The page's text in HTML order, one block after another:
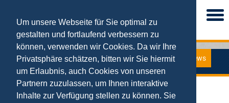
Um unsere Webseite für Sie optimal zu
gestalten und fortlaufend verbessern zu
können, verwenden wir Cookies. Da wir Ihre
Privatsphäre schätzen, bitten wir Sie hiermit
um Erlaubnis, auch Cookies von unseren
Partnern zuzulassen, um Ihnen interaktive
Inhalte zur Verfügung stellen zu können. Sie
News
News
Podiumsdiskussion auf Schmalenbach-Tagung